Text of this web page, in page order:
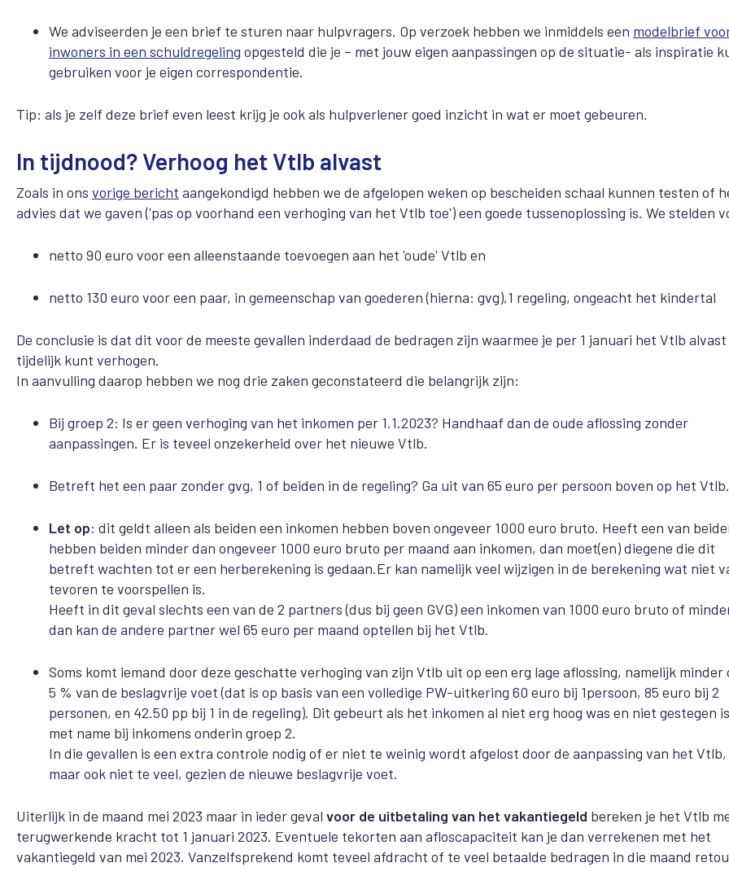
We adviseerden je een brief te sturen naar hulpvragers. Op verzoek hebben we inmiddels een modelbrief
inwoners in een schuldregeling opgesteld die je – met jouw eigen aanpassingen op de situatie- als inspiratie
gebruiken voor je eigen correspondentie.
Tip: als je zelf deze brief even leest krijg je ook als hulpverlener goed inzicht in wat er moet gebeuren.
In tijdnood? Verhoog het Vtlb alvast
Zoals in ons vorige bericht aangekondigd hebben we de afgelopen weken op bescheiden schaal kunnen testen of
advies dat we gaven ('pas op voorhand een verhoging van het Vtlb toe') een goede tussenoplossing is. We stelden
netto 90 euro voor een alleenstaande toevoegen aan het 'oude' Vtlb en
netto 130 euro voor een paar, in gemeenschap van goederen (hierna: gvg),1 regeling, ongeacht het kindertal
De conclusie is dat dit voor de meeste gevallen inderdaad de bedragen zijn waarmee je per 1 januari het Vtlb alvast
tijdelijk kunt verhogen.
In aanvulling daarop hebben we nog drie zaken geconstateerd die belangrijk zijn:
Bij groep 2: Is er geen verhoging van het inkomen per 1.1.2023? Handhaaf dan de oude aflossing zonder
aanpassingen. Er is teveel onzekerheid over het nieuwe Vtlb.
Betreft het een paar zonder gvg, 1 of beiden in de regeling? Ga uit van 65 euro per persoon boven op het Vtlb.
Let op: dit geldt alleen als beiden een inkomen hebben boven ongeveer 1000 euro bruto. Heeft een van
hebben beiden minder dan ongeveer 1000 euro bruto per maand aan inkomen, dan moet(en) diegene die dit
betreft wachten tot er een herberekening is gedaan.Er kan namelijk veel wijzigen in de berekening wat niet
tevoren te voorspellen is.
Heeft in dit geval slechts een van de 2 partners (dus bij geen GVG) een inkomen van 1000 euro bruto of
dan kan de andere partner wel 65 euro per maand optellen bij het Vtlb.
Soms komt iemand door deze geschatte verhoging van zijn Vtlb uit op een erg lage aflossing, namelijk minder
5 % van de beslagvrije voet (dat is op basis van een volledige PW-uitkering 60 euro bij 1persoon, 85 euro bij 2
personen, en 42.50 pp bij 1 in de regeling). Dit gebeurt als het inkomen al niet erg hoog was en niet gestegen
met name bij inkomens onderin groep 2.
In die gevallen is een extra controle nodig of er niet te weinig wordt afgelost door de aanpassing van het Vtlb,
maar ook niet te veel, gezien de nieuwe beslagvrije voet.
Uiterlijk in de maand mei 2023 maar in ieder geval voor de uitbetaling van het vakantiegeld bereken je het Vtlb
terugwerkende kracht tot 1 januari 2023. Eventuele tekorten aan afloscapaciteit kan je dan verrekenen met het
vakantiegeld van mei 2023. Vanzelfsprekend komt teveel afdracht of te veel betaalde bedragen in die maand